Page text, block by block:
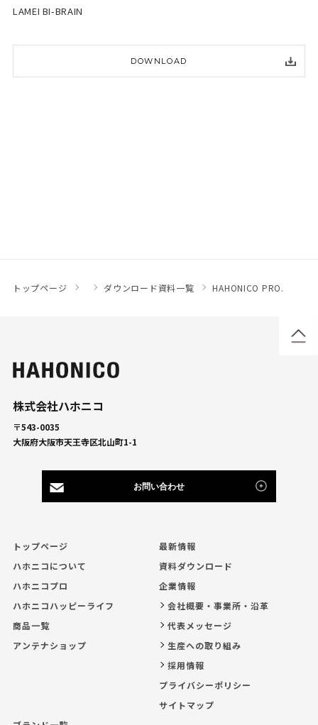
LAMEI BI-BRAIN
DOWNLOAD
トップページ ダウンロード資料一覧 HAHONICO PRO.
株式会社ハホニコ
〒543-0035
大阪府大阪市天王寺区北山町1-1
お問い合わせ
トップページ
ハホニコについて
ハホニコプロ
ハホニコハッピーライフ
商品一覧
アンテナショップ
最新情報
資料ダウンロード
企業情報
会社概要・事業所・沿革
代表メッセージ
生産への取り組み
採用情報
プライバシーポリシー
サイトマップ